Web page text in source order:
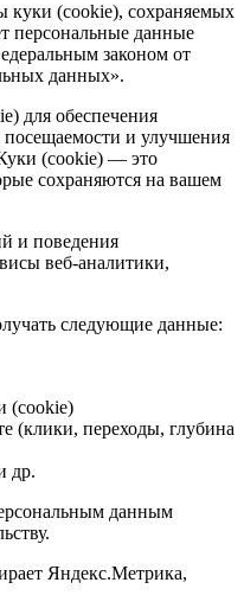
куки (cookie), сохраняемых
персональные данные
законом от
данных».
для обеспечения
посещаемости и улучшения
Куки (cookie) — это
сохраняются на вашем
и поведения
веб-аналитики,
следующие данные:
(cookie)
(клики, переходы, глубина
др.
данным
Яндекс.Метрика,